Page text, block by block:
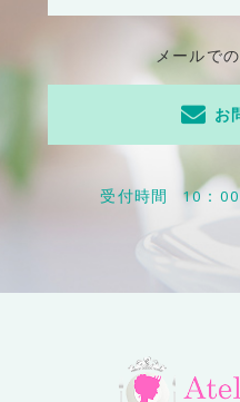
メールで
お
受付時間 10：